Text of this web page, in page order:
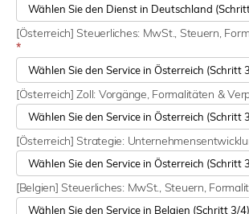
[Österreich] Steuerliches: MwSt., Steuern,
*
[Österreich] Zoll: Vorgänge, Formalitäten &
[Österreich] Strategie:
[Belgien] Steuerliches: MwSt., Steuern,